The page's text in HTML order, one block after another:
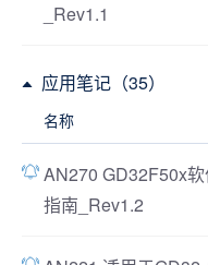
_Rev1.1
应用笔记（35）
名称
AN270 GD32F50x
指南_Rev1.2